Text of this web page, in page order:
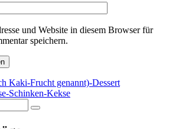
und Website in diesem Browser für
speichern.
Kaki-Frucht genannt)-Dessert
Schinken-Kekse
Suchen